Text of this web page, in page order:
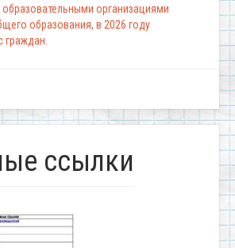
организациями
образования, в 2026 году
граждан.
ссылки